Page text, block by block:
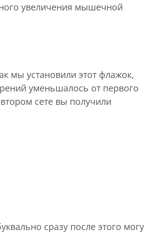
увеличения мышечной
мы установили этот флажок,
уменьшалось от первого
сете вы получили
сразу после этого могу